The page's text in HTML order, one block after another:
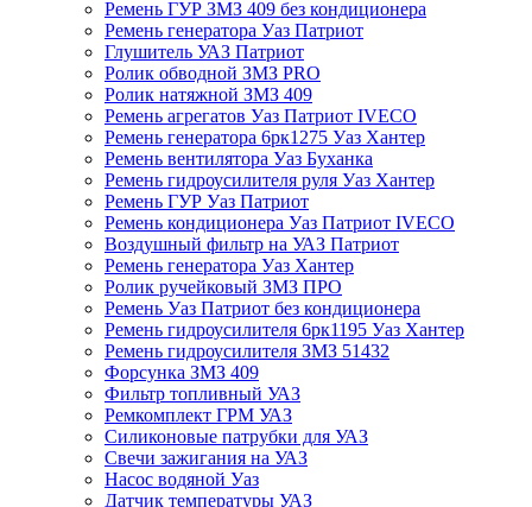
Ремень ГУР ЗМЗ 409 без кондиционера
Ремень генератора Уаз Патриот
Глушитель УАЗ Патриот
Ролик обводной ЗМЗ PRO
Ролик натяжной ЗМЗ 409
Ремень агрегатов Уаз Патриот IVECO
Ремень генератора 6рк1275 Уаз Хантер
Ремень вентилятора Уаз Буханка
Ремень гидроусилителя руля Уаз Хантер
Ремень ГУР Уаз Патриот
Ремень кондиционера Уаз Патриот IVECO
Воздушный фильтр на УАЗ Патриот
Ремень генератора Уаз Хантер
Ролик ручейковый ЗМЗ ПРО
Ремень Уаз Патриот без кондиционера
Ремень гидроусилителя 6рк1195 Уаз Хантер
Ремень гидроусилителя ЗМЗ 51432
Форсунка ЗМЗ 409
Фильтр топливный УАЗ
Ремкомплект ГРМ УАЗ
Силиконовые патрубки для УАЗ
Свечи зажигания на УАЗ
Насос водяной Уаз
Датчик температуры УАЗ